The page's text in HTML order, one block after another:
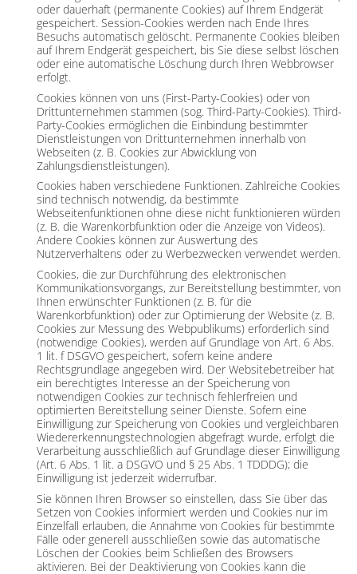
oder dauerhaft (permanente Cookies) auf Ihrem Endgerät
gespeichert. Session-Cookies werden nach Ende Ihres
Besuchs automatisch gelöscht. Permanente Cookies bleiben
auf Ihrem Endgerät gespeichert, bis Sie diese selbst löschen
oder eine automatische Löschung durch Ihren Webbrowser
erfolgt.
Cookies können von uns (First-Party-Cookies) oder von
Drittunternehmen stammen (sog. Third-Party-Cookies). Third-
Party-Cookies ermöglichen die Einbindung bestimmter
Dienstleistungen von Drittunternehmen innerhalb von
Webseiten (z. B. Cookies zur Abwicklung von
Zahlungsdienstleistungen).
Cookies haben verschiedene Funktionen. Zahlreiche Cookies
sind technisch notwendig, da bestimmte
Webseitenfunktionen ohne diese nicht funktionieren würden
(z. B. die Warenkorbfunktion oder die Anzeige von Videos).
Andere Cookies können zur Auswertung des
Nutzerverhaltens oder zu Werbezwecken verwendet werden.
Cookies, die zur Durchführung des elektronischen
Kommunikationsvorgangs, zur Bereitstellung bestimmter, von
Ihnen erwünschter Funktionen (z. B. für die
Warenkorbfunktion) oder zur Optimierung der Website (z. B.
Cookies zur Messung des Webpublikums) erforderlich sind
(notwendige Cookies), werden auf Grundlage von Art. 6 Abs.
1 lit. f DSGVO gespeichert, sofern keine andere
Rechtsgrundlage angegeben wird. Der Websitebetreiber hat
ein berechtigtes Interesse an der Speicherung von
notwendigen Cookies zur technisch fehlerfreien und
optimierten Bereitstellung seiner Dienste. Sofern eine
Einwilligung zur Speicherung von Cookies und vergleichbaren
Wiedererkennungstechnologien abgefragt wurde, erfolgt die
Verarbeitung ausschließlich auf Grundlage dieser Einwilligung
(Art. 6 Abs. 1 lit. a DSGVO und § 25 Abs. 1 TDDDG); die
Einwilligung ist jederzeit widerrufbar.
Sie können Ihren Browser so einstellen, dass Sie über das
Setzen von Cookies informiert werden und Cookies nur im
Einzelfall erlauben, die Annahme von Cookies für bestimmte
Fälle oder generell ausschließen sowie das automatische
Löschen der Cookies beim Schließen des Browsers
aktivieren. Bei der Deaktivierung von Cookies kann die